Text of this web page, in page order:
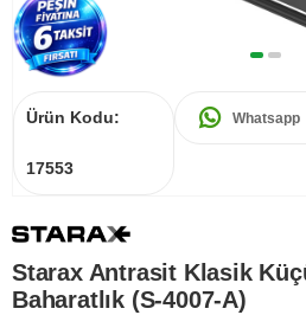
Ürün Kodu:
17553
Whatsapp
Starax Antrasit Klasik
Baharatlık (S-4007-A)